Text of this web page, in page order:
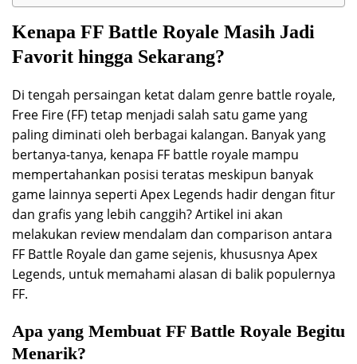
Kenapa FF Battle Royale Masih Jadi
Favorit hingga Sekarang?
Di tengah persaingan ketat dalam genre battle royale,
Free Fire (FF) tetap menjadi salah satu game yang
paling diminati oleh berbagai kalangan. Banyak yang
bertanya-tanya, kenapa FF battle royale mampu
mempertahankan posisi teratas meskipun banyak
game lainnya seperti Apex Legends hadir dengan fitur
dan grafis yang lebih canggih? Artikel ini akan
melakukan review mendalam dan comparison antara
FF Battle Royale dan game sejenis, khususnya Apex
Legends, untuk memahami alasan di balik populernya
FF.
Apa yang Membuat FF Battle Royale Begitu
Menarik?